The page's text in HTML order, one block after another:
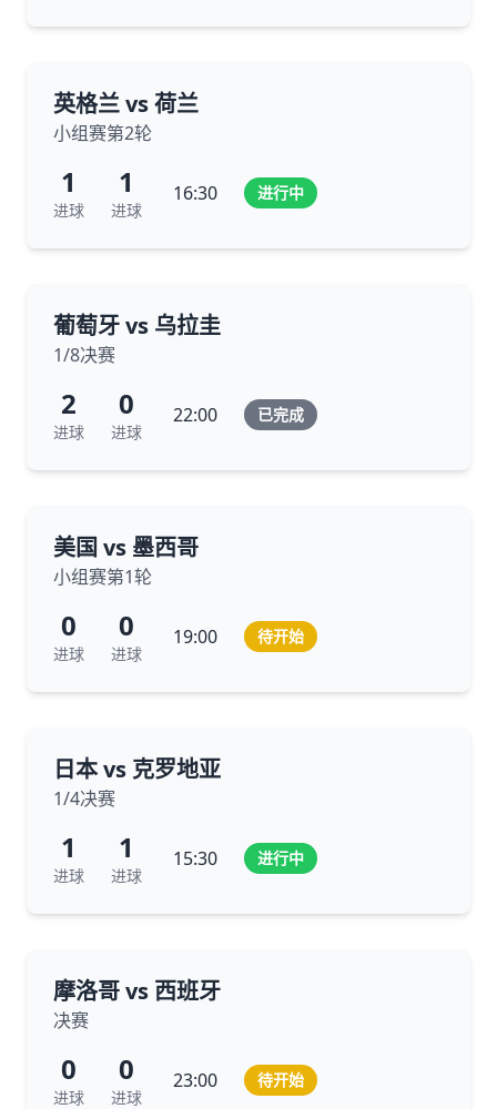
英格兰 vs 荷兰
小组赛第2轮
1
进球
1
进球
16:30 进行中
葡萄牙 vs 乌拉圭
1/8决赛
2
进球
0
进球
22:00 已完成
美国 vs 墨西哥
小组赛第1轮
0
进球
0
进球
19:00 待开始
日本 vs 克罗地亚
1/4决赛
1
进球
1
进球
15:30 进行中
摩洛哥 vs 西班牙
决赛
0
进球
0
进球
23:00 待开始